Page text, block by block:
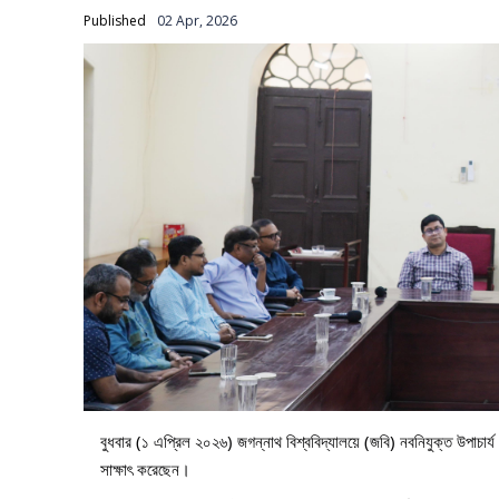
Published 02 Apr, 2026
বুধবার (১ এপ্রিল ২০২৬) জগন্নাথ বিশ্ববিদ্যালয়ে (জবি) নবনিযুক্ত
সাক্ষাৎ করেছেন।